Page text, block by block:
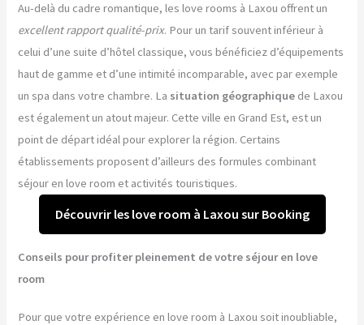
Au-delà du cadre romantique, les love rooms à Laxou offrent un
excellent rapport qualité-prix. Pour un tarif souvent inférieur à
celui d’une suite d’hôtel classique, vous bénéficiez d’équipements
haut de gamme et d’une intimité incomparable, avec par exemple
un spa dans votre chambre. La situation géographique de Laxou
est également un atout majeur. Cette ville en Grand Est, est un
point de départ idéal pour explorer la région. Certains
établissements proposent d’ailleurs des formules combinant
séjour en love room et activités touristiques.
Découvrir les love room à Laxou sur Booking
Conseils pour profiter pleinement de votre séjour en love
room
Pour que votre expérience en love room à Laxou soit inoubliable,